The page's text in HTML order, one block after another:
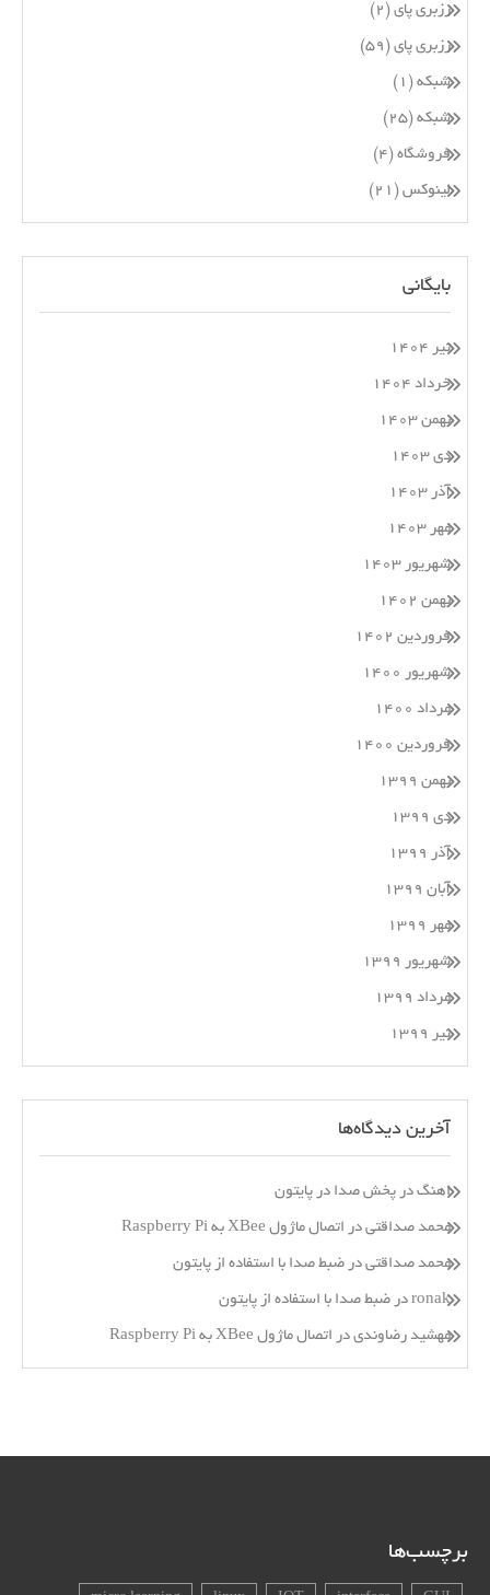
رزبری پای (۲)
رزبری پای (۵۹)
شبکه (۱)
شبکه (۲۵)
فروشگاه (۴)
لینوکس (۲۱)
بایگانی
تیر ۱۴۰۴
خرداد ۱۴۰۴
بهمن ۱۴۰۳
دی ۱۴۰۳
آذر ۱۴۰۳
مهر ۱۴۰۳
شهریور ۱۴۰۳
بهمن ۱۴۰۲
فروردین ۱۴۰۲
شهریور ۱۴۰۰
مرداد ۱۴۰۰
فروردین ۱۴۰۰
بهمن ۱۳۹۹
دی ۱۳۹۹
آذر ۱۳۹۹
آبان ۱۳۹۹
مهر ۱۳۹۹
شهریور ۱۳۹۹
مرداد ۱۳۹۹
تیر ۱۳۹۹
آخرین دیدگاه‌ها
اهنگ در پخش صدا در پایتون
محمد صداقتی در اتصال ماژول XBee به Raspberry Pi
محمد صداقتی در ضبط صدا با استفاده از پایتون
ronak در ضبط صدا با استفاده از پایتون
مهشید رضاوندی در اتصال ماژول XBee به Raspberry Pi
برچسب‌ها